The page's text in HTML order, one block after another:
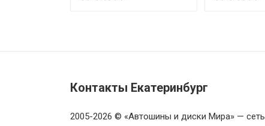
Контакты Екатеринбург
2005-2026 © «Автошины и диски Мира» — сеть